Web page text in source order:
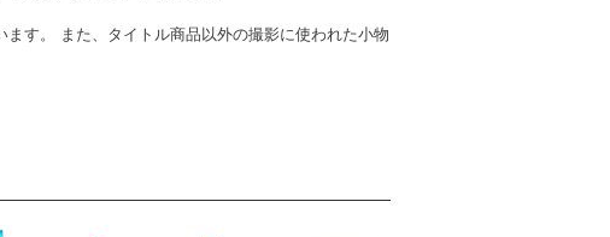
す。 また、タイトル商品以外の撮影に使われた小物